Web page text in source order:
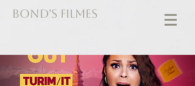
BOND'S FILMES